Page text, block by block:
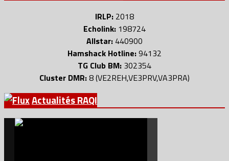
IRLP: 2018
Echolink: 198724
Allstar: 440900
Hamshack Hotline:94132
TG Club BM: 302354
Cluster DMR:8 (VE2REH,VE3PRV,VA3PRA)
Actualités RAQI